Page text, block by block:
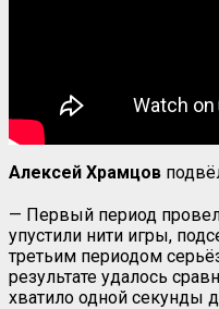
Алексей Храмцов
— Первый период
упустили нити игры,
третьим периодом
результате удалось
хватило одной секунды